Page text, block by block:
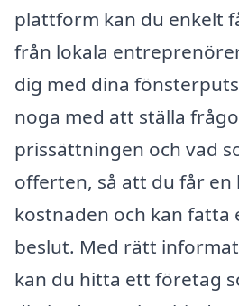
plattform kan du enkelt
från lokala
dig med dina
noga med att ställa
prissättningen och vad
offerten, så att du får en
kostnaden och kan
beslut. Med rätt
kan du hitta ett företag